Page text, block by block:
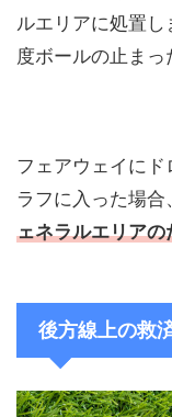
ルエリアに処置
度ボールの止まっ
フェアウェイにド
ラフに入った場合、
ェネラルエリアの
後方線上の救